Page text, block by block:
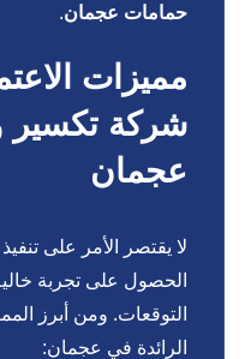
حمامات عجمان.
مميزات
شركة تكسير
عجمان
لا يقتصر الأمر على
الحصول على تجربة
التوقعات. ومن أبرز
الرائدة في عجمان: